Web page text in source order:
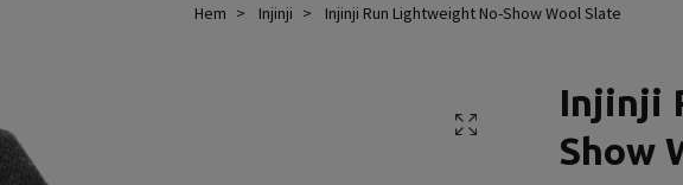
Hem Injinji Injinji Run Lightweight No-Show Wool Slate
Injinji
Show